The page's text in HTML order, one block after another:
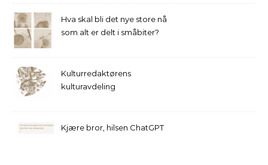
Hva skal bli det nye store nå
som alt er delt i småbiter?
Kulturredaktørens
kulturavdeling
Kjære bror, hilsen ChatGPT